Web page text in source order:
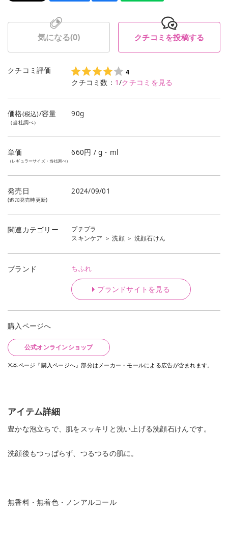
気になる(0) クチコミを投稿する
クチコミ評価 4
クチコミ数： 1/クチコミを見る
価格(税込)/容量
（当社調べ）
90g
単価
（レギュラーサイズ・当社調べ）
660円 / g・ml
発売日
(追加発売時更新)
2024/09/01
関連カテゴリー
プチプラ
スキンケア ＞洗顔 ＞ 洗顔石けん
ブランド ちふれ
ブランドサイトを見る
購入ページへ
公式オンラインショップ
※本ページ『購入ページへ』部分はメーカー・モールによる広告が含まれます。
アイテム詳細
豊かな泡立ちで、肌をスッキリと洗い上げる洗顔石けんです。
洗顔後もつっぱらず、つるつるの肌に。
無香料・無着色・ノンアルコール